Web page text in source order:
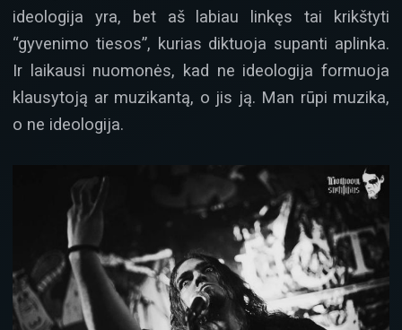
ideologija yra, bet aš labiau linkęs tai krikštyti
“gyvenimo tiesos”, kurias diktuoja supanti aplinka.
Ir laikausi nuomonės, kad ne ideologija formuoja
klausytoją ar muzikantą, o jis ją. Man rūpi muzika,
o ne ideologija.